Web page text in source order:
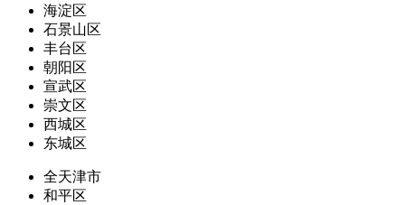
海淀区
石景山区
丰台区
朝阳区
宣武区
崇文区
西城区
东城区
全天津市
和平区